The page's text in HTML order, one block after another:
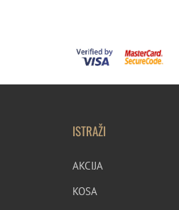
ISTRAŽI
AKCIJA
KOSA